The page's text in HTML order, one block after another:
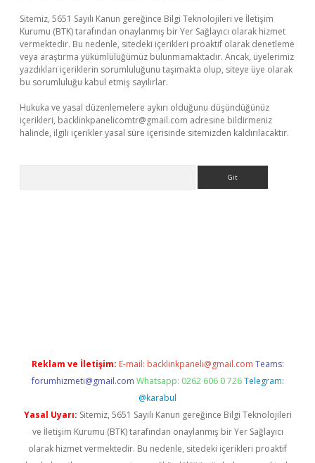
Sitemiz, 5651 Sayılı Kanun gereğince Bilgi Teknolojileri ve İletişim
Kurumu (BTK) tarafından onaylanmış bir Yer Sağlayıcı olarak hizmet
vermektedir. Bu nedenle, sitedeki içerikleri proaktif olarak denetleme
veya araştırma yükümlülüğümüz bulunmamaktadır. Ancak, üyelerimiz
yazdıkları içeriklerin sorumluluğunu taşımakta olup, siteye üye olarak
bu sorumluluğu kabul etmiş sayılırlar.
Hukuka ve yasal düzenlemelere aykırı olduğunu düşündüğünüz
içerikleri, backlinkpanelicomtr@gmail.com adresine bildirmeniz
halinde, ilgili içerikler yasal süre içerisinde sitemizden kaldırılacaktır.
Reklam ve İletişim: E-mail: backlinkpaneli@gmail.com Teams:
forumhizmeti@gmail.com Whatsapp: 0262 606 0 726 Telegram:
@karabul
Yasal Uyarı: Sitemiz, 5651 Sayılı Kanun gereğince Bilgi Teknolojileri
ve İletişim Kurumu (BTK) tarafından onaylanmış bir Yer Sağlayıcı
olarak hizmet vermektedir. Bu nedenle, sitedeki içerikleri proaktif